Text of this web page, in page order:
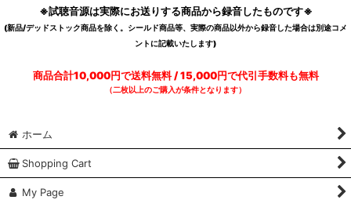
※試聴音源は実際にお送りする商品から録音したものです※
(新品/デッドストック商品を除く。シールド商品等、実際の商品以外から録音した場合は別途コメ
ントに記載いたします)
商品合計10,000円で送料無料 / 15,000円で代引手数料も無料
（二枚以上のご購入が条件となります）
ホーム
Shopping Cart
My Page